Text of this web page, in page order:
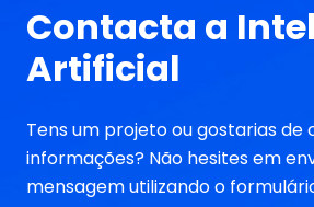
Contacta a
Artificial
Tens um projeto ou gostarias de
informações? Não hesites em
mensagem utilizando o